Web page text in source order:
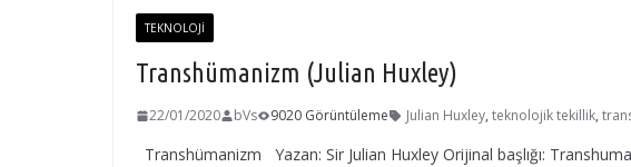
TEKNOLOJI
Transhümanizm (Julian Huxley)
22/01/2020 bVs 9020 Görüntüleme Julian Huxley, teknolojik tekillik,
Transhümanizm Yazan: Sir Julian Huxley Orijinal başlığı: